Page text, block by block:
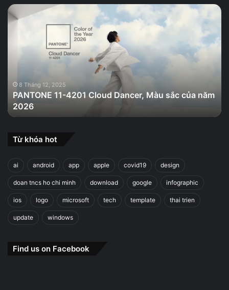
PANTONE
11-
Màu
của
năm
2026
8 Tháng 12, 2025
PANTONE 11-4201 Cloud Dancer, Màu sắc của năm
2026
Từ khóa hot
ai android app apple covid19 design
doan tncs ho chi minh download google infographic
ios logo microsoft tech template thai trien
update windows
Find us on Facebook